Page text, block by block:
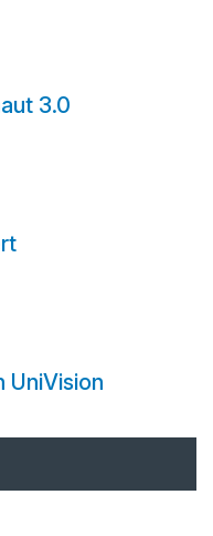
3.0
UniVision